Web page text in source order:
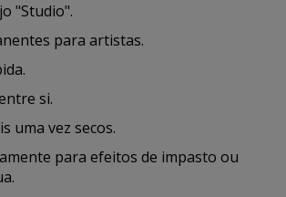
"Studio".
para artistas.
si.
uma vez secos.
para efeitos de impasto ou